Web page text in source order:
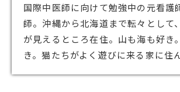
国際中医師に向けて勉強中の元看護
師。沖縄から北海道まで転々として
が見えるところ在住。山も海も好き
き。猫たちがよく遊びに来る家に住